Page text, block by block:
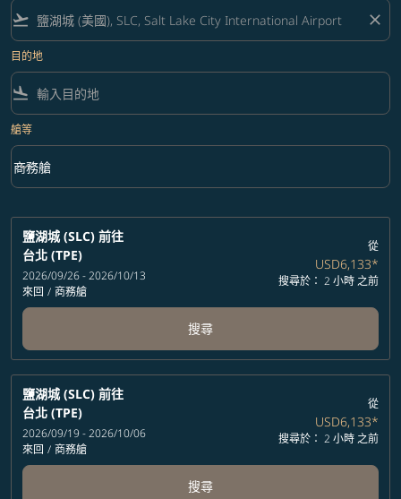
flight_takeoff close
目的地
flight_land
艙等
艙等 option 商務艙 Selected
商務艙
keyboard_arrow_down
鹽湖城 (SLC) 前往
台北 (TPE)
2026/09/26 - 2026/10/13
來回 / 商務艙
從
USD6,133*
搜尋於： 2 小時 之前
搜尋
鹽湖城 (SLC) 前往
台北 (TPE)
2026/09/19 - 2026/10/06
來回 / 商務艙
從
USD6,133*
搜尋於： 2 小時 之前
搜尋